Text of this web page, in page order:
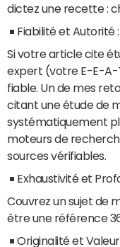
dictez une recette :
Fiabilité et Autorité :
Si votre article cite
expert (votre E-E-A-
fiable. Un de mes
citant une étude de
systématiquement
moteurs de
sources vérifiables.
Exhaustivité et
Couvrez un sujet de
être une référence
Originalité et